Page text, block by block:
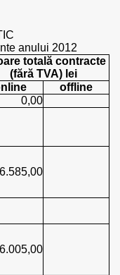
anului 2012
totală contracte
(fără TVA) lei
offline
0,00